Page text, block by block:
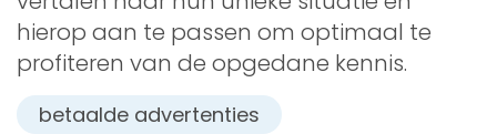
hierop aan te passen om optimaal te
profiteren van de opgedane kennis.
betaalde advertenties